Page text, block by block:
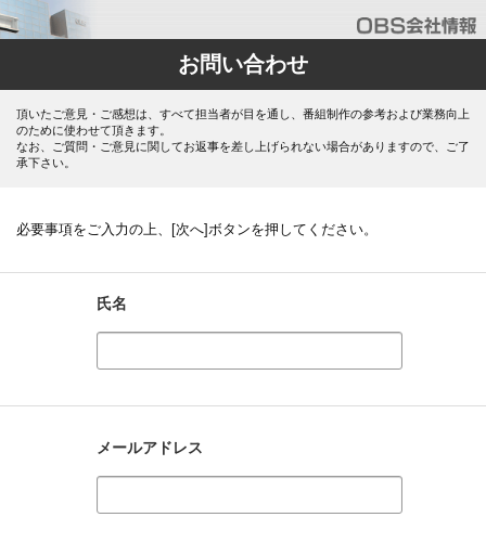
お問い合わせ
頂いたご意見・ご感想は、すべて担当者が目を通し、番組制作の参考および業務向上
のために使わせて頂きます。
なお、ご質問・ご意見に関してお返事を差し上げられない場合がありますので、ご了
承下さい。
必要事項をご入力の上、[次へ]ボタンを押してください。
氏名
メールアドレス